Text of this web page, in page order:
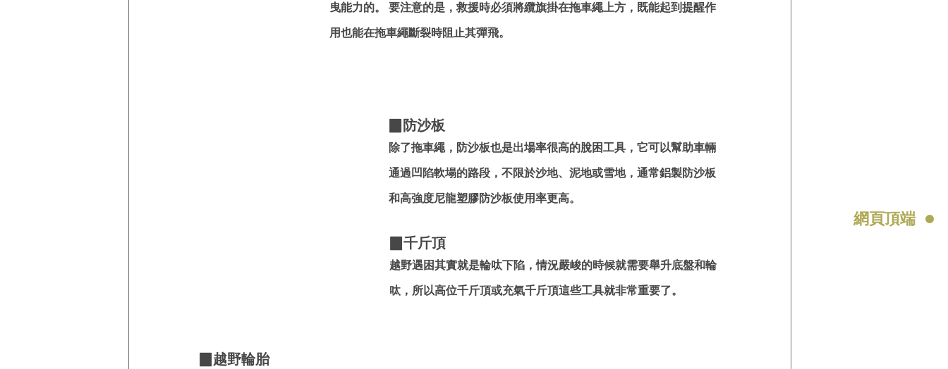
網頁頂端
曳能力的。 要注意的是，救援時必須將纜旗掛在拖車繩上方，既能起到提醒作
用也能在拖車繩斷裂時阻止其彈飛。
▉防沙板
除了拖車繩，防沙板也是出場率很高的脫困工具，它可以幫助車輛
通過凹陷軟塌的路段，不限於沙地、泥地或雪地，通常鋁製防沙板
和高強度尼龍塑膠防沙板使用率更高。
▉千斤頂
越野遇困其實就是輪呔下陷，情況嚴峻的時候就需要舉升底盤和輪
呔，所以高位千斤頂或充氣千斤頂這些工具就非常重要了。
▉越野輪胎